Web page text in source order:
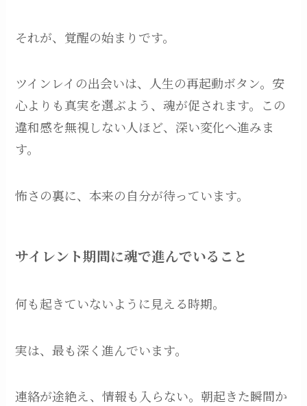
それが、覚醒の始まりです。
ツインレイの出会いは、人生の再起動ボタン。安
心よりも真実を選ぶよう、魂が促されます。この
違和感を無視しない人ほど、深い変化へ進みま
す。
怖さの裏に、本来の自分が待っています。
サイレント期間に魂で進んでいること
何も起きていないように見える時期。
実は、最も深く進んでいます。
連絡が途絶え、情報も入らない。朝起きた瞬間か